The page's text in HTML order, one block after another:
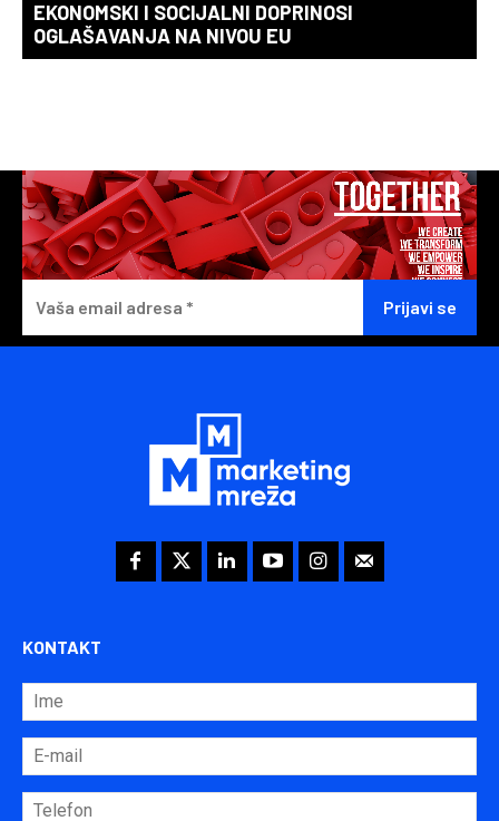
EKONOMSKI I SOCIJALNI DOPRINOSI
OGLAŠAVANJA NA NIVOU EU
KONTAKT